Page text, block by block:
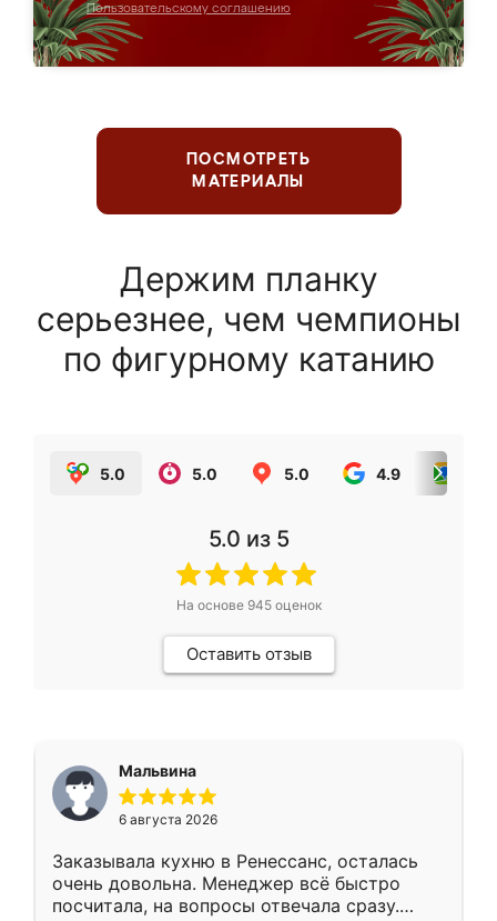
Пользовательскому соглашению
ПОСМОТРЕТЬ
МАТЕРИАЛЫ
Держим планку
серьезнее, чем чемпионы
по фигурному катанию
5.0 5.0 5.0 4.9
5.0 из 5
На основе 945оценок
Оставить отзыв
Мальвина
6 августа 2026
Заказывала кухню в Ренессанс, осталась
очень довольна. Менеджер всё быстро
посчитала, на вопросы отвечала сразу.